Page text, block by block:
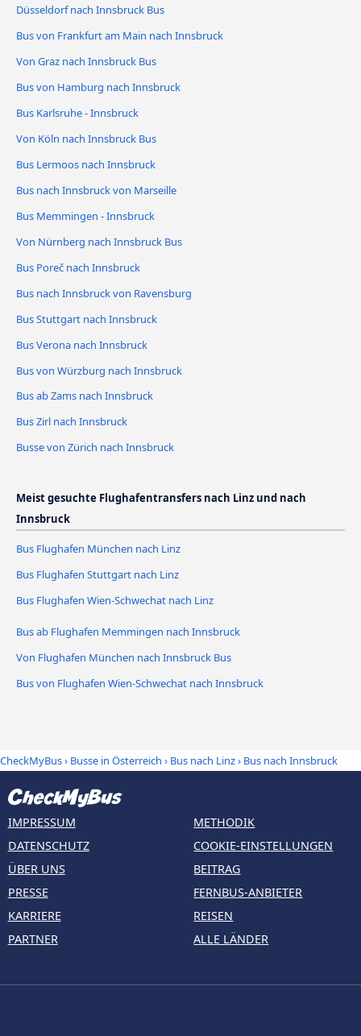
Düsseldorf nach Innsbruck Bus
Bus von Frankfurt am Main nach Innsbruck
Von Graz nach Innsbruck Bus
Bus von Hamburg nach Innsbruck
Bus Karlsruhe - Innsbruck
Von Köln nach Innsbruck Bus
Bus Lermoos nach Innsbruck
Bus nach Innsbruck von Marseille
Bus Memmingen - Innsbruck
Von Nürnberg nach Innsbruck Bus
Bus Poreč nach Innsbruck
Bus nach Innsbruck von Ravensburg
Bus Stuttgart nach Innsbruck
Bus Verona nach Innsbruck
Bus von Würzburg nach Innsbruck
Bus ab Zams nach Innsbruck
Bus Zirl nach Innsbruck
Busse von Zürich nach Innsbruck
Meist gesuchte Flughafentransfers nach Linz und nach
Innsbruck
Bus Flughafen München nach Linz
Bus Flughafen Stuttgart nach Linz
Bus Flughafen Wien-Schwechat nach Linz
Bus ab Flughafen Memmingen nach Innsbruck
Von Flughafen München nach Innsbruck Bus
Bus von Flughafen Wien-Schwechat nach Innsbruck
CheckMyBus› Busse in Österreich › Bus nach Linz› Bus nach Innsbruck
IMPRESSUM
DATENSCHUTZ
ÜBER UNS
PRESSE
KARRIERE
PARTNER
METHODIK
COOKIE-EINSTELLUNGEN
BEITRAG
FERNBUS-ANBIETER
REISEN
ALLE LÄNDER